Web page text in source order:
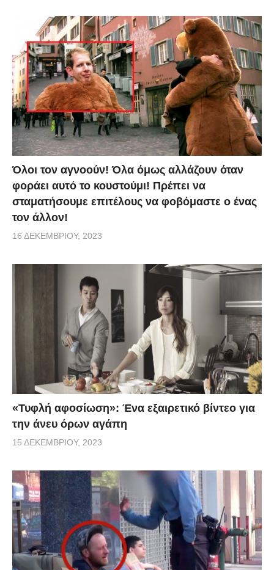
Όλοι τον αγνοούν! Όλα όμως αλλάζουν όταν
φοράει αυτό το κουστούμι! Πρέπει να
σταματήσουμε επιτέλους να φοβόμαστε ο ένας
τον άλλον!
16 ΔΕΚΕΜΒΡΊΟΥ, 2023
«Τυφλή αφοσίωση»: Ένα εξαιρετικό βίντεο για
την άνευ όρων αγάπη
15 ΔΕΚΕΜΒΡΊΟΥ, 2023